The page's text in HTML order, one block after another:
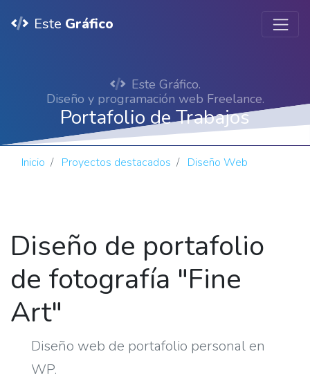
Este Gráfico
Este Gráfico.
Diseño y programación web Freelance.
Portafolio de Trabajos
Inicio Proyectos destacados Diseño Web
Diseño de portafolio
de fotografía "Fine
Art"
Diseño web de portafolio personal en
WP.